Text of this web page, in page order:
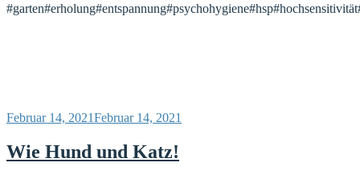
Veröffentlicht
Februar 14, 2021Februar 14, 2021
Wie Hund und Katz!